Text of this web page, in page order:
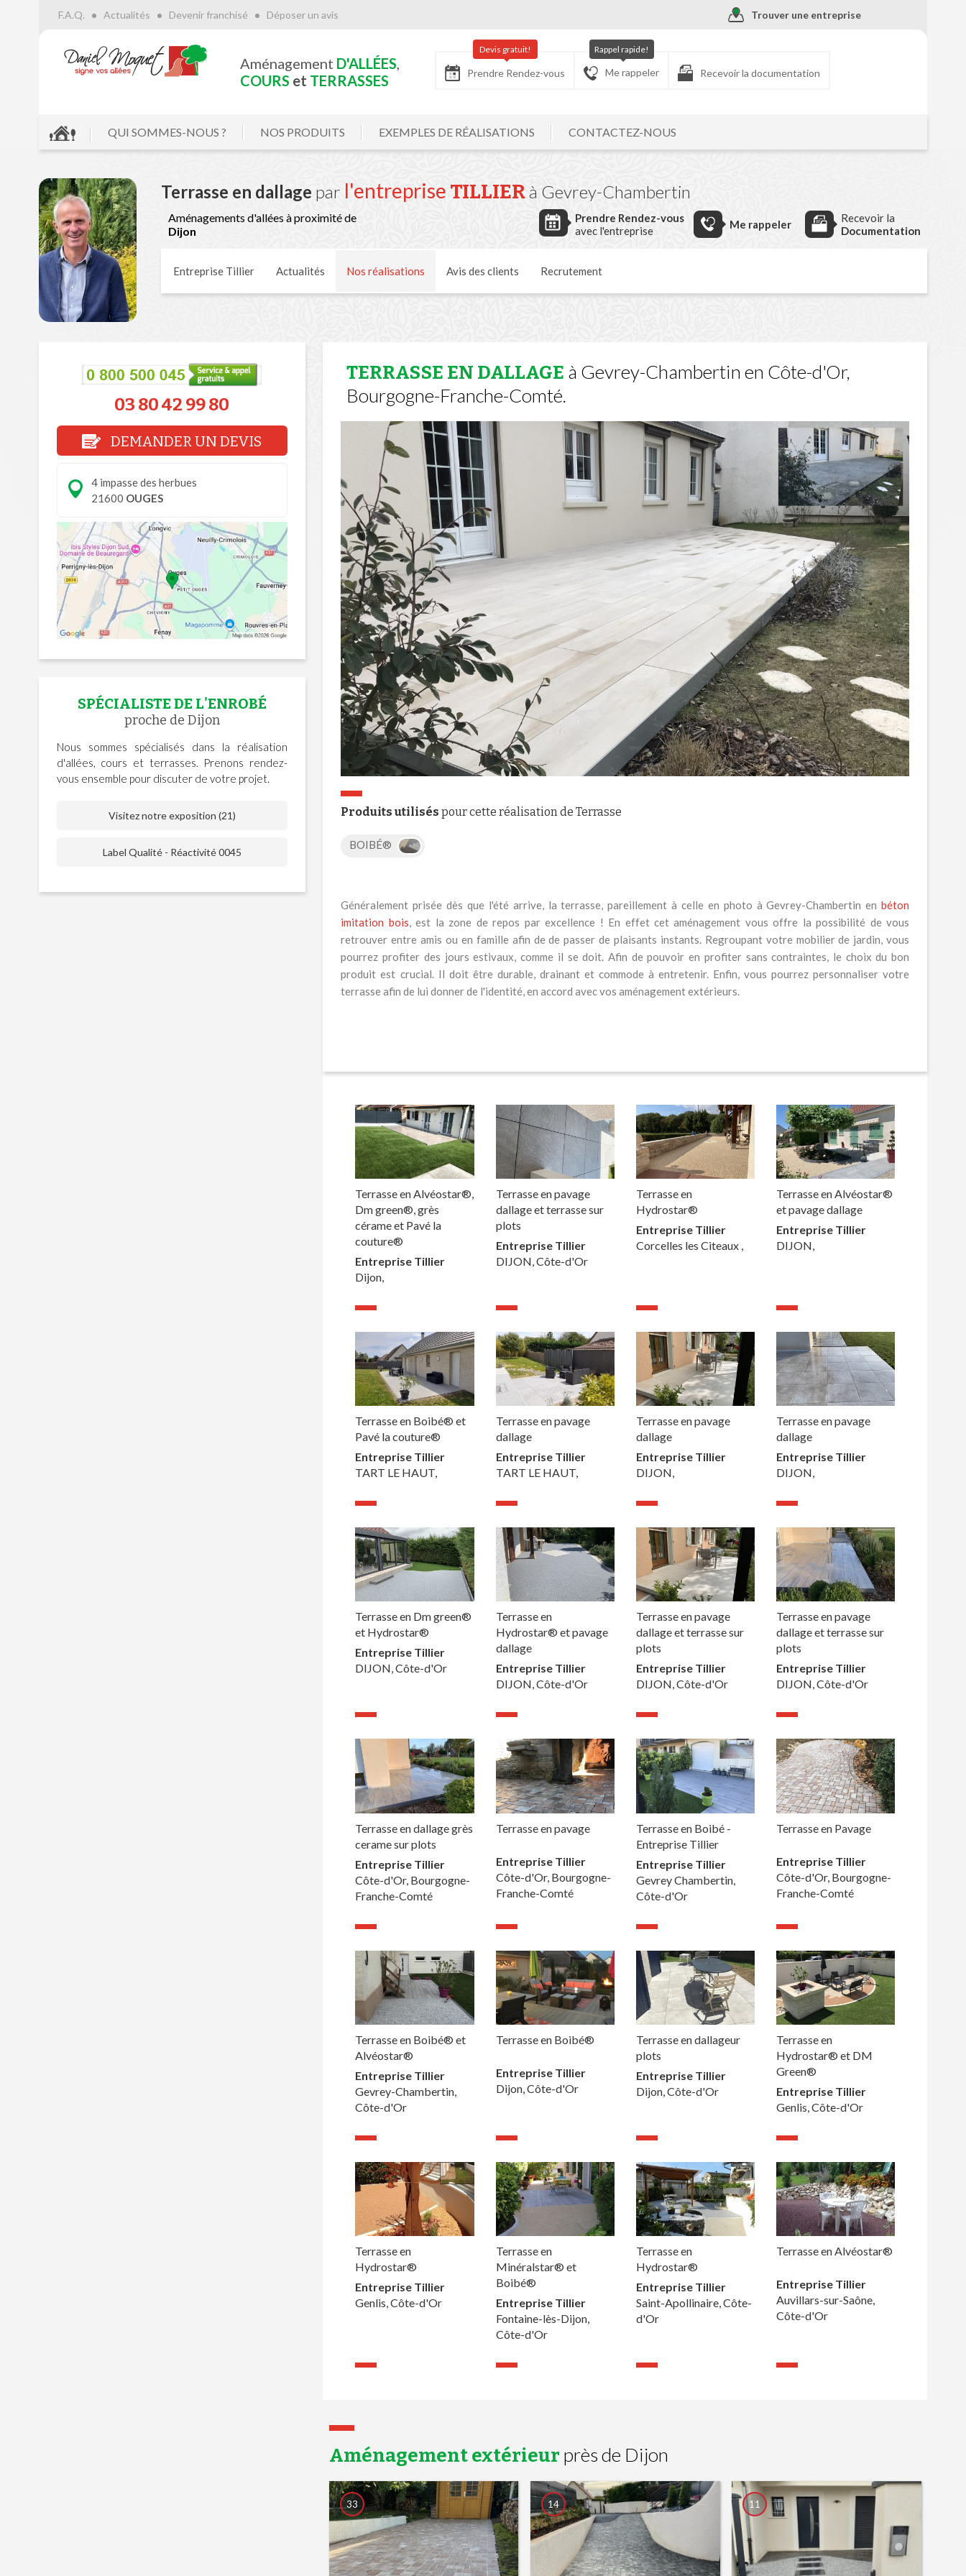
Trouver une entreprise
F.A.Q. Actualités Devenir franchisé Déposer un avis
Aménagement D'ALLÉES,
COURS et TERRASSES Prendre Rendez-vous
Devis gratuit!
Me rappeler
Rappel rapide!
Recevoir la documentation
QUI SOMMES-NOUS ? NOS PRODUITS EXEMPLES DE RÉALISATIONS CONTACTEZ-NOUS
Terrasse en dallage par l'entreprise TILLIERà Gevrey-Chambertin
Aménagements d'allées à proximité de
Dijon
Prendre Rendez-vous
avec l'entreprise
Me rappeler
Recevoir la
Documentation
Entreprise Tillier Actualités Nos réalisations Avis des clients Recrutement
03 80 42 99 80
DEMANDER UN DEVIS
4 impasse des herbues
21600 OUGES
SPÉCIALISTE DE L'ENROBÉ
proche de Dijon
Nous sommes spécialisés dans la réalisation
d'allées, cours et terrasses. Prenons rendez-
vous ensemble pour discuter de votre projet.
Visitez notre exposition (21)
Label Qualité - Réactivité 0045
TERRASSE EN DALLAGE à Gevrey-Chambertin en Côte-d'Or,
Bourgogne-Franche-Comté.
Produits utilisés pour cette réalisation de Terrasse
BOIBÉ®
Généralement prisée dès que l'été arrive, la terrasse, pareillement à celle en photo à Gevrey-Chambertin enbéton
imitation bois, est la zone de repos par excellence ! En effet cet aménagement vous offre la possibilité de vous
retrouver entre amis ou en famille afin de de passer de plaisants instants. Regroupant votre mobilier de jardin, vous
pourrez profiter des jours estivaux, comme il se doit. Afin de pouvoir en profiter sans contraintes, le choix du bon
produit est crucial. Il doit être durable, drainant et commode à entretenir. Enfin, vous pourrez personnaliser votre
terrasse afin de lui donner de l'identité, en accord avec vos aménagement extérieurs.
Terrasse en Alvéostar®,
Dm green®, grès
cérame et Pavé la
couture®
Entreprise Tillier
Dijon,
Terrasse en pavage
dallage et terrasse sur
plots
Entreprise Tillier
DIJON, Côte-d'Or
Terrasse en
Hydrostar®
Entreprise Tillier
Corcelles les Citeaux ,
Terrasse en Alvéostar®
et pavage dallage
Entreprise Tillier
DIJON,
Terrasse en Boibé® et
Pavé la couture®
Entreprise Tillier
TART LE HAUT,
Terrasse en pavage
dallage
Entreprise Tillier
TART LE HAUT,
Terrasse en pavage
dallage
Entreprise Tillier
DIJON,
Terrasse en pavage
dallage
Entreprise Tillier
DIJON,
Terrasse en Dm green®
et Hydrostar®
Entreprise Tillier
DIJON, Côte-d'Or
Terrasse en
Hydrostar® et pavage
dallage
Entreprise Tillier
DIJON, Côte-d'Or
Terrasse en pavage
dallage et terrasse sur
plots
Entreprise Tillier
DIJON, Côte-d'Or
Terrasse en pavage
dallage et terrasse sur
plots
Entreprise Tillier
DIJON, Côte-d'Or
Terrasse en dallage grès
cerame sur plots
Entreprise Tillier
Côte-d'Or, Bourgogne-
Franche-Comté
Terrasse en pavage
Entreprise Tillier
Côte-d'Or, Bourgogne-
Franche-Comté
Terrasse en Boibé -
Entreprise Tillier
Entreprise Tillier
Gevrey Chambertin,
Côte-d'Or
Terrasse en Pavage
Entreprise Tillier
Côte-d'Or, Bourgogne-
Franche-Comté
Terrasse en Boibé® et
Alvéostar®
Entreprise Tillier
Gevrey-Chambertin,
Côte-d'Or
Terrasse en Boibé®
Entreprise Tillier
Dijon, Côte-d'Or
Terrasse en dallageur
plots
Entreprise Tillier
Dijon, Côte-d'Or
Terrasse en
Hydrostar® et DM
Green®
Entreprise Tillier
Genlis, Côte-d'Or
Terrasse en
Hydrostar®
Entreprise Tillier
Genlis, Côte-d'Or
Terrasse en
Minéralstar® et
Boibé®
Entreprise Tillier
Fontaine-lès-Dijon,
Côte-d'Or
Terrasse en
Hydrostar®
Entreprise Tillier
Saint-Apollinaire, Côte-
d'Or
Terrasse en Alvéostar®
Entreprise Tillier
Auvillars-sur-Saône,
Côte-d'Or
Aménagement extérieur près de Dijon
33 14 11